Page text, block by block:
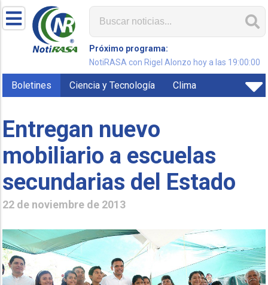
Próximo programa:
NotiRASA con Rigel Alonzo hoy a las 19:00:00
Boletines Ciencia y Tecnología Clima
Entregan nuevo
mobiliario a escuelas
secundarias del Estado
22 de noviembre de 2013